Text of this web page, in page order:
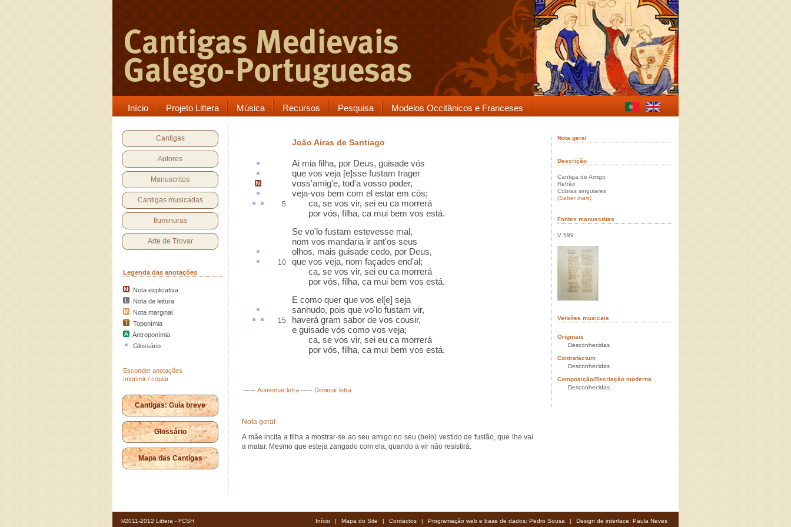
Início Projeto Littera Música Recursos Pesquisa Modelos Occitânicos e Franceses
Cantigas
Autores
Manuscritos
Cantigas musicadas
Iluminuras
Arte de Trovar
Legenda das anotações
Nota explicativa
Nota de leitura
Nota marginal
Toponímia
Antroponímia
Glossário
Esconder anotações
Imprimir / copiar
Cantigas: Guia breve
Glossário
Mapa das Cantigas
João Airas de Santiago
Ai mia filha, por Deus, guisade vós
que vos veja [e]sse fustam trager
voss'amig'e, tod'a vosso poder,
veja-vos bem com el estar em cós;
5 ca, se vos vir, sei eu ca morrerá
por vós, filha, ca mui bem vos está.
Se vo'lo fustam estevesse mal,
nom vos mandaria ir ant'os seus
olhos, mais guisade cedo, por Deus,
10 que vos veja, nom façades end'al;
ca, se vos vir, sei eu ca morrerá
por vós, filha, ca mui bem vos está.
E como quer que vos el[e] seja
sanhudo, pois que vo'lo fustam vir,
15 haverá gram sabor de vos cousir,
e guisade vós como vos veja;
ca, se vos vir, sei eu ca morrerá
por vós, filha, ca mui bem vos está.
----- Aumentar letra ----- Diminuir letra
Nota geral:
A mãe incita a filha a mostrar-se ao seu amigo no seu (belo) vestido de fustão, que lhe vai
a matar. Mesmo que esteja zangado com ela, quando a vir não resistirá.
Nota geral
Descrição
Cantiga de Amigo
Refrão
Cobras singulares
(Saber mais)
Fontes manuscritas
V 599
Versões musicais
Originais
Desconhecidas
Contrafactum
Desconhecidas
Composição/Recriação moderna
Desconhecidas
©2011-2012 Littera - FCSH Início | Mapa do Site | Contactos | Programação web e base de dados: Pedro Sousa | Design de interface: Paula Neves